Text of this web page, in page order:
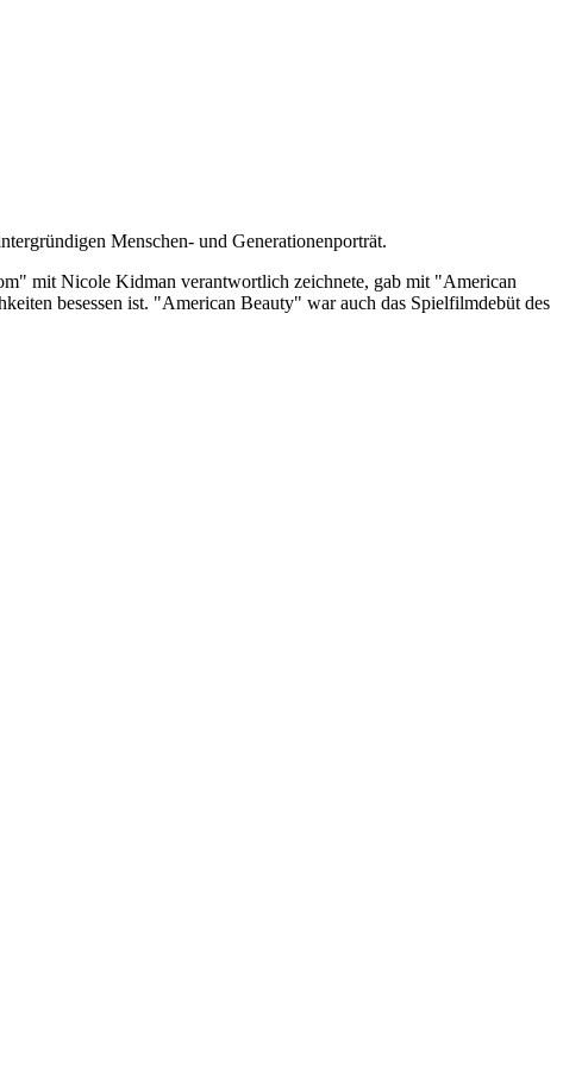
Menschen- und Generationenporträt.
mit Nicole Kidman verantwortlich zeichnete, gab mit "American
besessen ist. "American Beauty" war auch das Spielfilmdebüt des